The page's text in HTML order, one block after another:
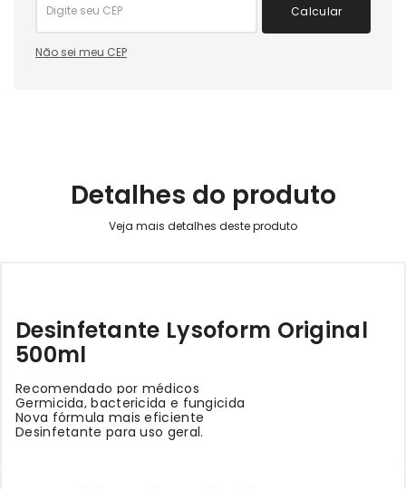
Calcular
Não sei meu CEP
Detalhes do produto
Desinfetante Lysoform Original
500ml
Recomendado por médicos
Germicida, bactericida e fungicida
Nova fórmula mais eficiente
Desinfetante para uso geral.